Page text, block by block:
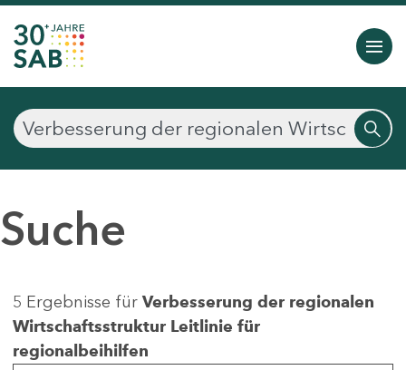
Suche
5 Ergebnisse für Verbesserung der regionalen
Wirtschaftsstruktur Leitlinie für
regionalbeihilfen